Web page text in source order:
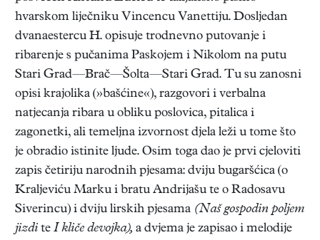
hvarskom liječniku Vincencu Vanettiju. Dosljedan
dvanaestercu H. opisuje trodnevno putovanje i
ribarenje s pučanima Paskojem i Nikolom na putu
Stari Grad—Brač—Šolta—Stari Grad. Tu su zanosni
opisi krajolika (»bašćine«), razgovori i verbalna
natjecanja ribara u obliku poslovica, pitalica i
zagonetki, ali temeljna izvornost djela leži u tome što
je obradio istinite ljude. Osim toga dao je prvi cjeloviti
zapis četiriju narodnih pjesama: dviju bugaršćica (o
Kraljeviću Marku i bratu Andrijašu te o Radosavu
Siverincu) i dviju lirskih pjesama (Naš gospodin poljem
jizdi te I kliče devojka), a dvjema je zapisao i melodije